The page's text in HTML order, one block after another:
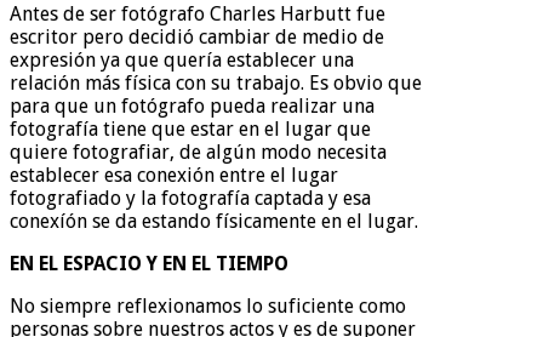
Antes de ser fotógrafo Charles Harbutt fue
escritor pero decidió cambiar de medio de
expresión ya que quería establecer una
relación más física con su trabajo. Es obvio que
para que un fotógrafo pueda realizar una
fotografía tiene que estar en el lugar que
quiere fotografiar, de algún modo necesita
establecer esa conexión entre el lugar
fotografiado y la fotografía captada y esa
conexíón se da estando físicamente en el lugar.
EN EL ESPACIO Y EN EL TIEMPO
No siempre reflexionamos lo suficiente como
personas sobre nuestros actos y es de suponer